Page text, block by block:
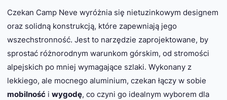
Czekan Camp Neve wyróżnia się nietuzinkowym designem
oraz solidną konstrukcją, które zapewniają jego
wszechstronność. Jest to narzędzie zaprojektowane, by
sprostać różnorodnym warunkom górskim, od stromości
alpejskich po mniej wymagające szlaki. Wykonany z
lekkiego, ale mocnego aluminium, czekan łączy w sobie
mobilność i wygodę, co czyni go idealnym wyborem dla